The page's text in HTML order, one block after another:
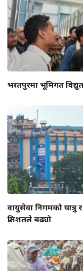
भरतपुरमा भूमिगत
वायुसेवा निगमको यात्रु
प्रतिशतले बढ्यो